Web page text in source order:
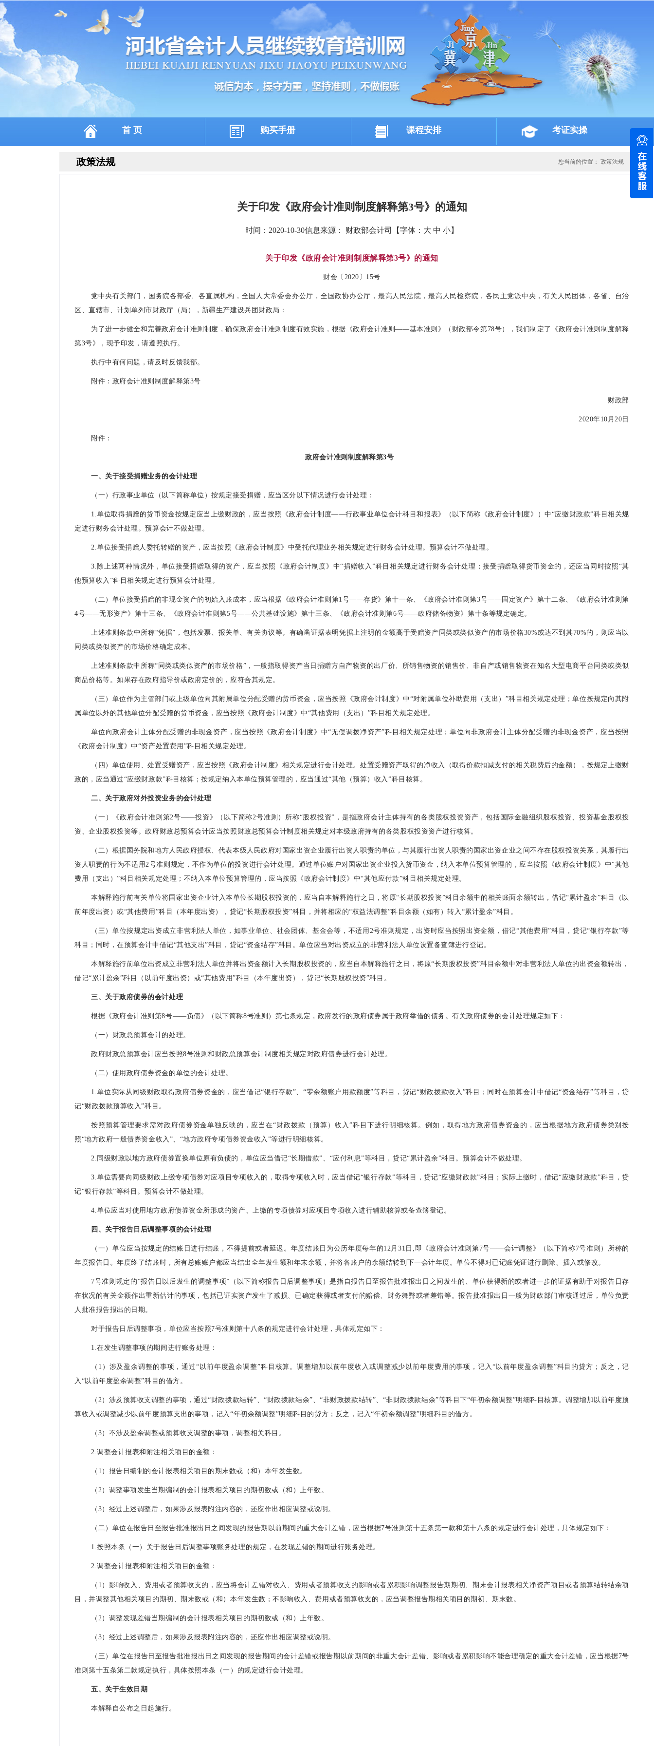
首 页 购买手册 课程安排 考证实操
政策法规 您当前的位置： 政策法规
关于印发《政府会计准则制度解释第3号》的通知
时间： 2020-10-30信息来源： 财政部会计司 【字体： 大 中 小】
关于印发《政府会计准则制度解释第3号》的通知
财会〔2020〕15号
党中央有关部门，国务院各部委、各直属机构，全国人大常委会办公厅，全国政协办公厅，最高人民法院，最高人民检察院，各民主党派中央，有关人民团体，各省、自治
区、直辖市、计划单列市财政厅（局），新疆生产建设兵团财政局：
为了进一步健全和完善政府会计准则制度，确保政府会计准则制度有效实施，根据《政府会计准则——基本准则》（财政部令第78号），我们制定了《政府会计准则制度解释
第3号》，现予印发，请遵照执行。
执行中有何问题，请及时反馈我部。
附件：政府会计准则制度解释第3号
财政部
2020年10月20日
附件：
政府会计准则制度解释第3号
一、关于接受捐赠业务的会计处理
（一）行政事业单位（以下简称单位）按规定接受捐赠，应当区分以下情况进行会计处理：
1.单位取得捐赠的货币资金按规定应当上缴财政的，应当按照《政府会计制度——行政事业单位会计科目和报表》（以下简称《政府会计制度》）中“应缴财政款”科目相关规
定进行财务会计处理。预算会计不做处理。
2.单位接受捐赠人委托转赠的资产，应当按照《政府会计制度》中受托代理业务相关规定进行财务会计处理。预算会计不做处理。
3.除上述两种情况外，单位接受捐赠取得的资产，应当按照《政府会计制度》中“捐赠收入”科目相关规定进行财务会计处理；接受捐赠取得货币资金的，还应当同时按照“其
他预算收入”科目相关规定进行预算会计处理。
（二）单位接受捐赠的非现金资产的初始入账成本，应当根据《政府会计准则第1号——存货》第十一条、《政府会计准则第3号——固定资产》第十二条、《政府会计准则第
4号——无形资产》第十三条、《政府会计准则第5号——公共基础设施》第十三条、《政府会计准则第6号——政府储备物资》第十条等规定确定。
上述准则条款中所称“凭据”，包括发票、报关单、有关协议等。有确凿证据表明凭据上注明的金额高于受赠资产同类或类似资产的市场价格30%或达不到其70%的，则应当以
同类或类似资产的市场价格确定成本。
上述准则条款中所称“同类或类似资产的市场价格”，一般指取得资产当日捐赠方自产物资的出厂价、所销售物资的销售价、非自产或销售物资在知名大型电商平台同类或类似
商品价格等。如果存在政府指导价或政府定价的，应符合其规定。
（三）单位作为主管部门或上级单位向其附属单位分配受赠的货币资金，应当按照《政府会计制度》中“对附属单位补助费用（支出）”科目相关规定处理；单位按规定向其附
属单位以外的其他单位分配受赠的货币资金，应当按照《政府会计制度》中“其他费用（支出）”科目相关规定处理。
单位向政府会计主体分配受赠的非现金资产，应当按照《政府会计制度》中“无偿调拨净资产”科目相关规定处理；单位向非政府会计主体分配受赠的非现金资产，应当按照
《政府会计制度》中“资产处置费用”科目相关规定处理。
（四）单位使用、处置受赠资产，应当按照《政府会计制度》相关规定进行会计处理。处置受赠资产取得的净收入（取得价款扣减支付的相关税费后的金额），按规定上缴财
政的，应当通过“应缴财政款”科目核算；按规定纳入本单位预算管理的，应当通过“其他（预算）收入”科目核算。
二、关于政府对外投资业务的会计处理
（一）《政府会计准则第2号——投资》（以下简称2号准则）所称“股权投资”，是指政府会计主体持有的各类股权投资资产，包括国际金融组织股权投资、投资基金股权投
资、企业股权投资等。政府财政总预算会计应当按照财政总预算会计制度相关规定对本级政府持有的各类股权投资资产进行核算。
（二）根据国务院和地方人民政府授权、代表本级人民政府对国家出资企业履行出资人职责的单位，与其履行出资人职责的国家出资企业之间不存在股权投资关系，其履行出
资人职责的行为不适用2号准则规定，不作为单位的投资进行会计处理。通过单位账户对国家出资企业投入货币资金，纳入本单位预算管理的，应当按照《政府会计制度》中“其他
费用（支出）”科目相关规定处理；不纳入本单位预算管理的，应当按照《政府会计制度》中“其他应付款”科目相关规定处理。
本解释施行前有关单位将国家出资企业计入本单位长期股权投资的，应当自本解释施行之日，将原“长期股权投资”科目余额中的相关账面余额转出，借记“累计盈余”科目（以
前年度出资）或“其他费用”科目（本年度出资），贷记“长期股权投资”科目，并将相应的“权益法调整”科目余额（如有）转入“累计盈余”科目。
（三）单位按规定出资成立非营利法人单位，如事业单位、社会团体、基金会等，不适用2号准则规定，出资时应当按照出资金额，借记“其他费用”科目，贷记“银行存款”等
科目；同时，在预算会计中借记“其他支出”科目，贷记“资金结存”科目。单位应当对出资成立的非营利法人单位设置备查簿进行登记。
本解释施行前单位出资成立非营利法人单位并将出资金额计入长期股权投资的，应当自本解释施行之日，将原“长期股权投资”科目余额中对非营利法人单位的出资金额转出，
借记“累计盈余”科目（以前年度出资）或“其他费用”科目（本年度出资），贷记“长期股权投资”科目。
三、关于政府债券的会计处理
根据《政府会计准则第8号——负债》（以下简称8号准则）第七条规定，政府发行的政府债券属于政府举借的债务。有关政府债券的会计处理规定如下：
（一）财政总预算会计的处理。
政府财政总预算会计应当按照8号准则和财政总预算会计制度相关规定对政府债券进行会计处理。
（二）使用政府债券资金的单位的会计处理。
1.单位实际从同级财政取得政府债券资金的，应当借记“银行存款”、“零余额账户用款额度”等科目，贷记“财政拨款收入”科目；同时在预算会计中借记“资金结存”等科目，贷
记“财政拨款预算收入”科目。
按照预算管理要求需对政府债券资金单独反映的，应当在“财政拨款（预算）收入”科目下进行明细核算。例如，取得地方政府债券资金的，应当根据地方政府债券类别按
照“地方政府一般债券资金收入”、“地方政府专项债券资金收入”等进行明细核算。
2.同级财政以地方政府债券置换单位原有负债的，单位应当借记“长期借款”、“应付利息”等科目，贷记“累计盈余”科目。预算会计不做处理。
3.单位需要向同级财政上缴专项债券对应项目专项收入的，取得专项收入时，应当借记“银行存款”等科目，贷记“应缴财政款”科目；实际上缴时，借记“应缴财政款”科目，贷
记“银行存款”等科目。预算会计不做处理。
4.单位应当对使用地方政府债券资金所形成的资产、上缴的专项债券对应项目专项收入进行辅助核算或备查簿登记。
四、关于报告日后调整事项的会计处理
（一）单位应当按规定的结账日进行结账，不得提前或者延迟。年度结账日为公历年度每年的12月31日,即《政府会计准则第7号——会计调整》（以下简称7号准则）所称的
年度报告日。年度终了结账时，所有总账账户都应当结出全年发生额和年末余额，并将各账户的余额结转到下一会计年度。单位不得对已记账凭证进行删除、插入或修改。
7号准则规定的“报告日以后发生的调整事项”（以下简称报告日后调整事项）是指自报告日至报告批准报出日之间发生的、单位获得新的或者进一步的证据有助于对报告日存
在状况的有关金额作出重新估计的事项，包括已证实资产发生了减损、已确定获得或者支付的赔偿、财务舞弊或者差错等。报告批准报出日一般为财政部门审核通过后，单位负责
人批准报告报出的日期。
对于报告日后调整事项，单位应当按照7号准则第十八条的规定进行会计处理，具体规定如下：
1.在发生调整事项的期间进行账务处理：
（1）涉及盈余调整的事项，通过“以前年度盈余调整”科目核算。调整增加以前年度收入或调整减少以前年度费用的事项，记入“以前年度盈余调整”科目的贷方；反之，记
入“以前年度盈余调整”科目的借方。
（2）涉及预算收支调整的事项，通过“财政拨款结转”、“财政拨款结余”、“非财政拨款结转”、“非财政拨款结余”等科目下“年初余额调整”明细科目核算。调整增加以前年度预
算收入或调整减少以前年度预算支出的事项，记入“年初余额调整”明细科目的贷方；反之，记入“年初余额调整”明细科目的借方。
（3）不涉及盈余调整或预算收支调整的事项，调整相关科目。
2.调整会计报表和附注相关项目的金额：
（1）报告日编制的会计报表相关项目的期末数或（和）本年发生数。
（2）调整事项发生当期编制的会计报表相关项目的期初数或（和）上年数。
（3）经过上述调整后，如果涉及报表附注内容的，还应作出相应调整或说明。
（二）单位在报告日至报告批准报出日之间发现的报告期以前期间的重大会计差错，应当根据7号准则第十五条第一款和第十八条的规定进行会计处理，具体规定如下：
1.按照本条（一）关于报告日后调整事项账务处理的规定，在发现差错的期间进行账务处理。
2.调整会计报表和附注相关项目的金额：
（1）影响收入、费用或者预算收支的，应当将会计差错对收入、费用或者预算收支的影响或者累积影响调整报告期期初、期末会计报表相关净资产项目或者预算结转结余项
目，并调整其他相关项目的期初、期末数或（和）本年发生数；不影响收入、费用或者预算收支的，应当调整报告期相关项目的期初、期末数。
（2）调整发现差错当期编制的会计报表相关项目的期初数或（和）上年数。
（3）经过上述调整后，如果涉及报表附注内容的，还应作出相应调整或说明。
（三）单位在报告日至报告批准报出日之间发现的报告期间的会计差错或报告期以前期间的非重大会计差错、影响或者累积影响不能合理确定的重大会计差错，应当根据7号
准则第十五条第二款规定执行，具体按照本条（一）的规定进行会计处理。
五、关于生效日期
本解释自公布之日起施行。